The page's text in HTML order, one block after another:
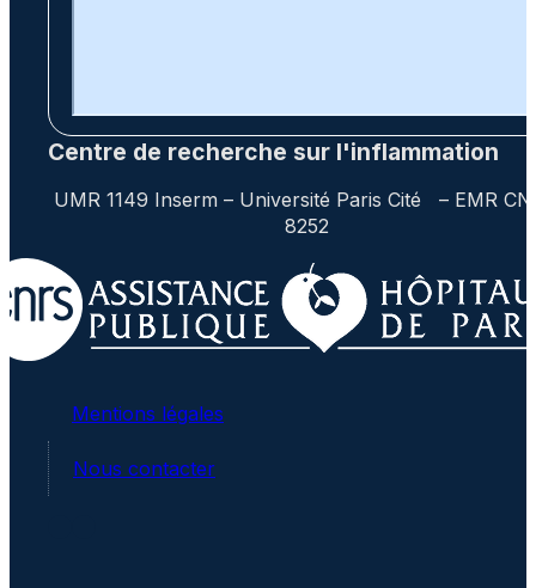
Centre de recherche sur l'inflammation
UMR 1149 Inserm – Université Paris Cité – EMR
8252
Mentions légales
Nous contacter